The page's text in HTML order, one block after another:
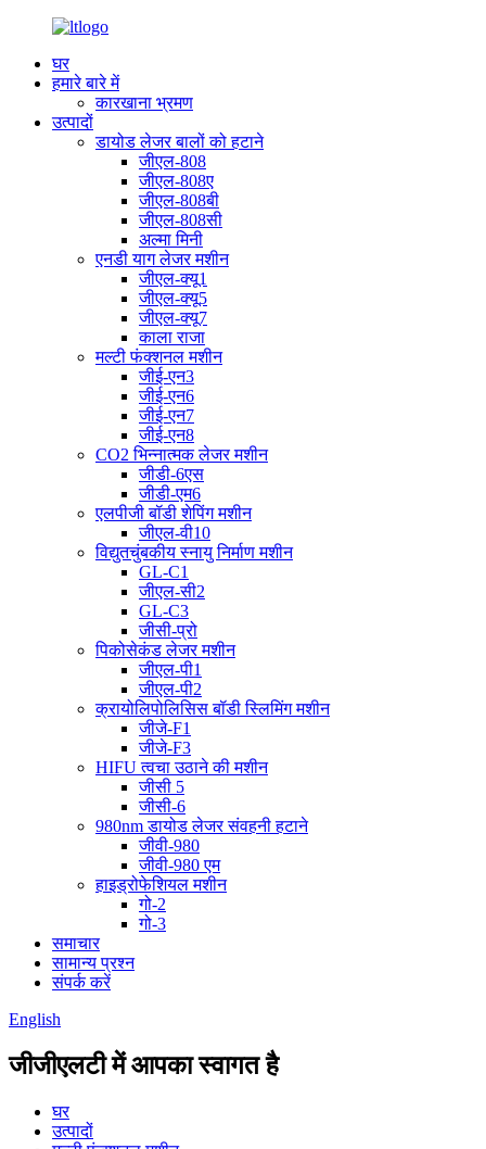
घर
हमारे बारे में
कारखाना भ्रमण
उत्पादों
डायोड लेजर बालों को हटाने
जीएल-808
जीएल-808ए
जीएल-808बी
जीएल-808सी
अल्मा मिनी
एनडी याग लेजर मशीन
जीएल-क्यू1
जीएल-क्यू5
जीएल-क्यू7
काला राजा
मल्टी फंक्शनल मशीन
जीई-एन3
जीई-एन6
जीई-एन7
जीई-एन8
CO2 भिन्नात्मक लेजर मशीन
जीडी-6एस
जीडी-एम6
एलपीजी बॉडी शेपिंग मशीन
जीएल-वी10
विद्युतचुंबकीय स्नायु निर्माण मशीन
GL-C1
जीएल-सी2
GL-C3
जीसी-प्रो
पिकोसेकंड लेजर मशीन
जीएल-पी1
जीएल-पी2
क्रायोलिपोलिसिस बॉडी स्लिमिंग मशीन
जीजे-F1
जीजे-F3
HIFU त्वचा उठाने की मशीन
जीसी 5
जीसी-6
980nm डायोड लेजर संवहनी हटाने
जीवी-980
जीवी-980 एम
हाइड्रोफेशियल मशीन
गो-2
गो-3
समाचार
सामान्य प्रश्न
संपर्क करें
English
जीजीएलटी में आपका स्वागत है
घर
उत्पादों